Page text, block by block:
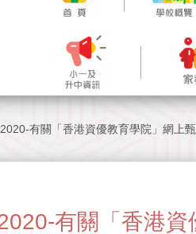
有關「香港資優教育學院」網上
有關「香港